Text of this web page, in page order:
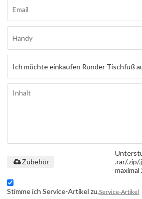
.rar/.zip/
maximal
Zubehör
Stimme ich Service-Artikel zu,Service-Artikel